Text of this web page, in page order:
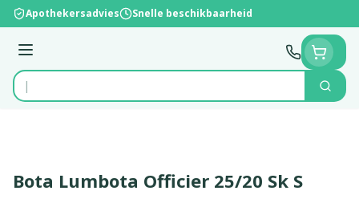
Ga naar de inhoud
Apothekersadvies Snelle beschikbaarheid
Menu
Product, merk, categorie...
Zoek
Bota Lumbota Officier 25/20 Sk S